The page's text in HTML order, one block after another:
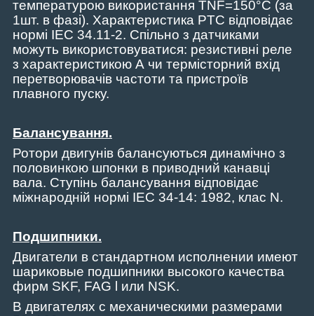
температурою використання TNF=150°C (за
1шт. в фазі). Характеристика PTC відповідає
нормі IEC 34.11-2. Спільно з датчиками
можуть використовуватися: резистивні реле
з характеристикою А чи термісторний вхід
перетворювачів частоти та пристроїв
плавного пуску.
Балансування.
Ротори двигунів балансуються динамічно з
половинкою шпонки в приводний канавці
вала. Ступінь балансування відповідає
міжнародній нормі IEC 34-14: 1982, клас N.
Подшипники.
Двигатели в стандартном исполнении имеют
шариковые подшипники высокого качества
фирм SKF, FAG l или NSK.
В двигателях с механическими размерами